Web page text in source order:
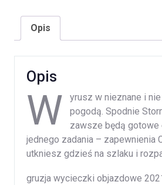
Opis
Opis
W
yrusz w nieznane i
pogodą. Spodnie
zawsze będą gotowe
jednego zadania – zapewnienia
utkniesz gdzieś na szlaku i
gruzja wycieczki objazdowe